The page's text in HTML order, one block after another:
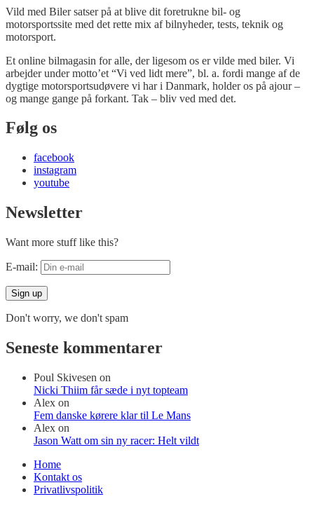
Vild med Biler satser på at blive dit foretrukne bil- og
motorsportssite med det rette mix af bilnyheder, tests, teknik og
motorsport.
Et online bilmagasin for alle, der ligesom os er vilde med biler. Vi
arbejder under motto’et “Vi ved lidt mere”, bl. a. fordi mange af de
dygtige motorsportsudøvere vi har i Danmark, holder os på ajour –
og mange gange på forkant. Tak – bliv ved med det.
Følg os
facebook
instagram
youtube
Newsletter
Want more stuff like this?
E-mail:
Don't worry, we don't spam
Seneste kommentarer
Poul Skivesen on
Nicki Thiim får sæde i nyt topteam
Alex on
Fem danske kørere klar til Le Mans
Alex on
Jason Watt om sin ny racer: Helt vildt
Home
Kontakt os
Privatlivspolitik